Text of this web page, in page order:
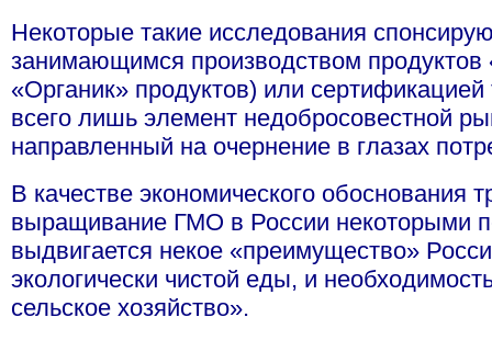
Некоторые такие исследования
занимающимся производством
«Органик» продуктов) или сертификацией
всего лишь элемент недобросовестной
направленный на очернение в глазах
В качестве экономического обоснования
выращивание ГМО в России некоторыми
выдвигается некое «преимущество»
экологически чистой еды, и
сельское хозяйство».